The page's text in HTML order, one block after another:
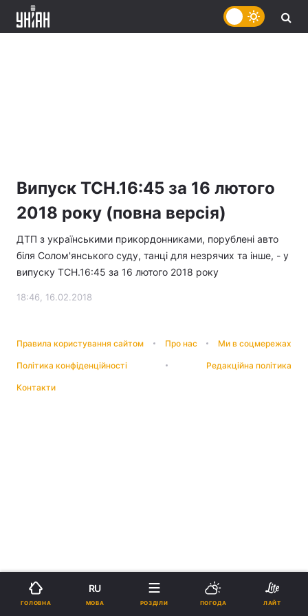
Випуск ТСН.16:45 за 16 лютого
2018 року (повна версія)
ДТП з українськими прикордонниками, порублені авто
біля Солом'янського суду, танці для незрячих та інше, - у
випуску ТСН.16:45 за 16 лютого 2018 року
18:46, 16.02.2018
Правила користування сайтом Про нас Ми в соцмережах
Політика конфіденційності Редакційна політика
Контакти
ГОЛОВНА
RU
МОВА РОЗДІЛИ ПОГОДА ЛАЙТ